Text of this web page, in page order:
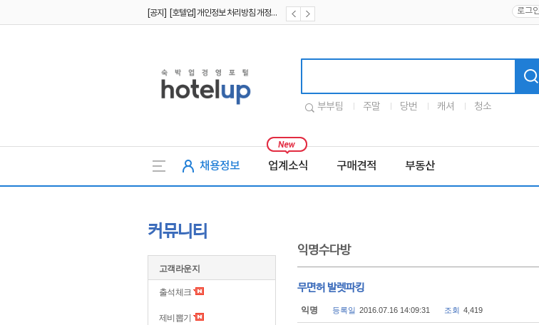
[공지] [호텔업] 개인정보 처리방침 개정본2 (19.09.02) 로그인
부부팀 주말 당번 캐셔 청소
채용정보 업계소식 구매견적 부동산
커뮤니티
고객라운지
출석체크
제비뽑기
익명수다방
무면허 발렛파킹
익명 등록일 2016.07.16 14:09:31 조회 4,419